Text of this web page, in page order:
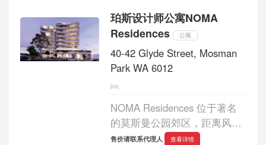
斯曼公园的特色、社区和受欢
迎的生活方式。在...
珀斯设计师公寓NOMA
Residences
公寓
40-42 Glyde Street, Mosman
Park WA 6012
NOMA Residences 位于著名
的莫斯曼公园郊区，距离风景
如画的天鹅河和印度洋仅数分
售价请联系代理人 查看详情